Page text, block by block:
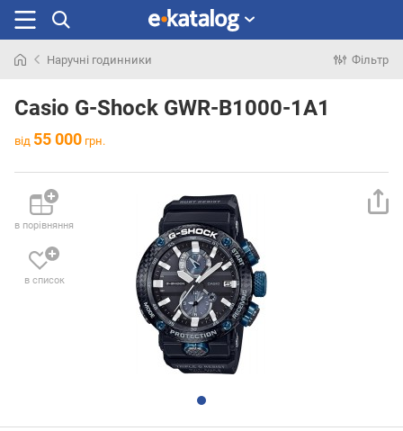
раніше
Наручні годинники Фільтр
Casio G-Shock GWR-B1000-1A1
від 55 000 грн.
в порівняння
в список